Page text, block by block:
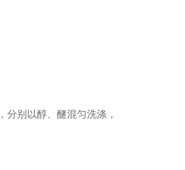
别以醇、醚混匀洗涤，